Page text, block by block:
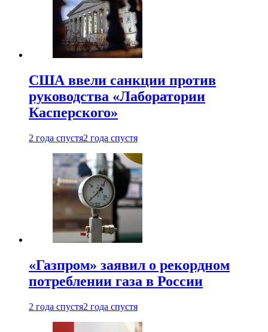
США ввели санкции против
руководства «Лаборатории
Касперского»
2 года спустя2 года спустя
«Газпром» заявил о рекордном
потреблении газа в России
2 года спустя2 года спустя